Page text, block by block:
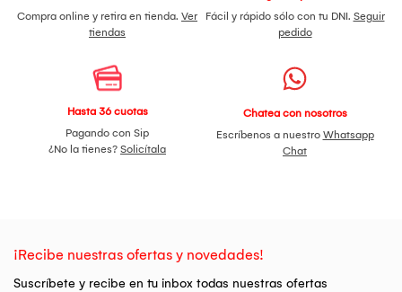
Compra online y retira en tienda. Ver
tiendas
Fácil y rápido sólo con tu DNI. Seguir
pedido
Hasta 36 cuotas
Pagando con Sip
¿No la tienes? Solicítala
Chatea con nosotros
Escríbenos a nuestro Whatsapp
Chat
¡Recibe nuestras ofertas y novedades!
Suscríbete y recibe en tu inbox todas nuestras ofertas